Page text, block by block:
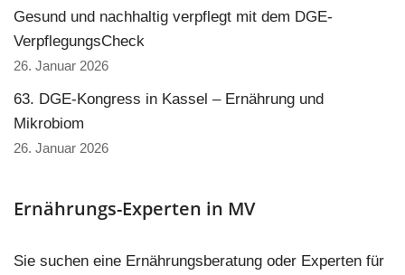
Gesund und nachhaltig verpflegt mit dem DGE-
VerpflegungsCheck
26. Januar 2026
63. DGE-Kongress in Kassel – Ernährung und
Mikrobiom
26. Januar 2026
Ernährungs-Experten in MV
Sie suchen eine Ernährungsberatung oder Experten für